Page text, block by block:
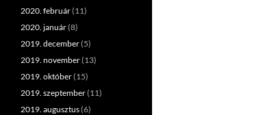
2020. február(11)
2020. január(8)
2019. december(5)
2019. november(13)
2019. október(15)
2019. szeptember(11)
2019. augusztus(6)